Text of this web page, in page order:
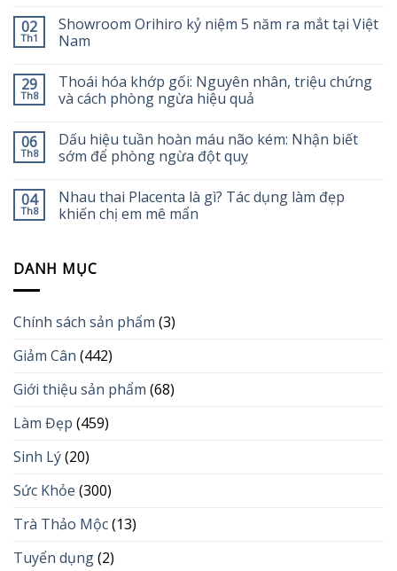
02
Th1
Showroom Orihiro kỷ niệm 5 năm ra mắt tại Việt
Nam
29
Th8
Thoái hóa khớp gối: Nguyên nhân, triệu chứng
và cách phòng ngừa hiệu quả
06
Th8
Dấu hiệu tuần hoàn máu não kém: Nhận biết
sớm để phòng ngừa đột quỵ
04
Th8
Nhau thai Placenta là gì? Tác dụng làm đẹp
khiến chị em mê mẩn
DANH MỤC
Chính sách sản phẩm (3)
Giảm Cân (442)
Giới thiệu sản phẩm (68)
Làm Đẹp (459)
Sinh Lý(20)
Sức Khỏe (300)
Trà Thảo Mộc(13)
Tuyển dụng(2)